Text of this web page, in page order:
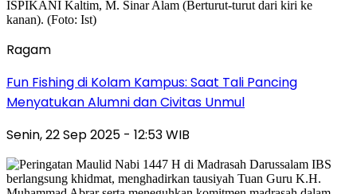
Ragam
Fun Fishing di Kolam Kampus: Saat Tali Pancing
Menyatukan Alumni dan Civitas Unmul
Senin, 22 Sep 2025 - 12:53 WIB